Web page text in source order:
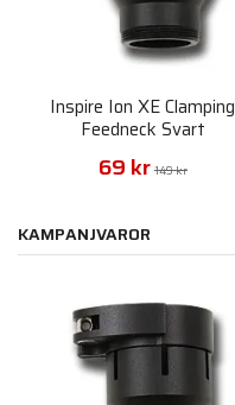
Inspire Ion XE Clamping
Feedneck Svart
69 kr 149 kr
KAMPANJVAROR